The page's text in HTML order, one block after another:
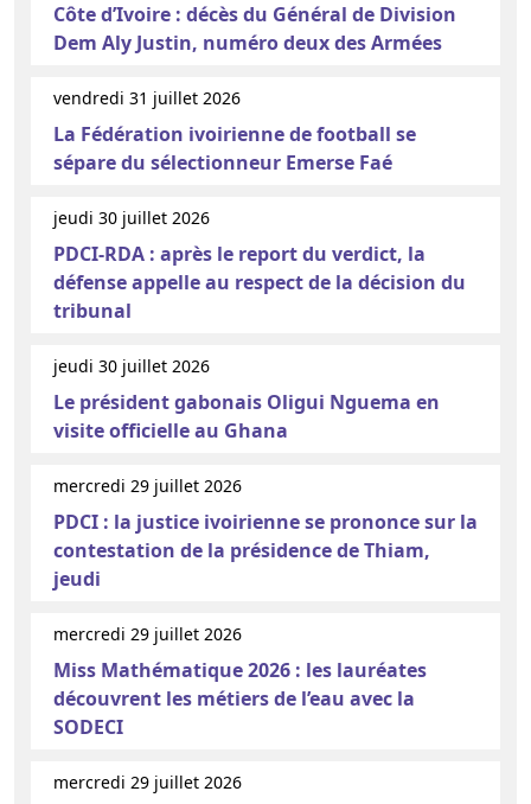
Côte d’Ivoire : décès du Général de Division
Dem Aly Justin, numéro deux des Armées
vendredi 31 juillet 2026
La Fédération ivoirienne de football se
sépare du sélectionneur Emerse Faé
jeudi 30 juillet 2026
PDCI-RDA : après le report du verdict, la
défense appelle au respect de la décision du
tribunal
jeudi 30 juillet 2026
Le président gabonais Oligui Nguema en
visite officielle au Ghana
mercredi 29 juillet 2026
PDCI : la justice ivoirienne se prononce sur la
contestation de la présidence de Thiam,
jeudi
mercredi 29 juillet 2026
Miss Mathématique 2026 : les lauréates
découvrent les métiers de l’eau avec la
SODECI
mercredi 29 juillet 2026